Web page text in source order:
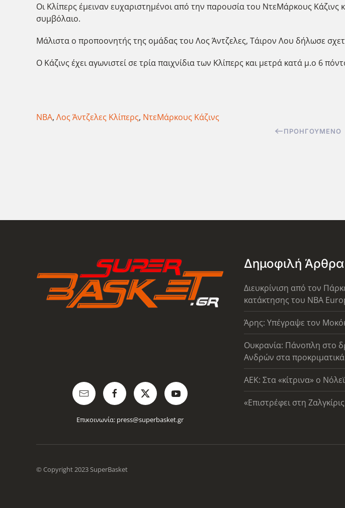
Οι Κλίπερς έμειναν ευχαριστημένοι από την παρουσία του ΝτεΜάρκους
συμβόλαιο.
Μάλιστα ο προποονητής της ομάδας του Λος Άντζελες, Τάιρον Λου δήλωσε
Ο Κάζινς έχει αγωνιστεί σε τρία παιχνίδια των Κλίπερς και μετρά κατά μ.ο 6
NBA, Λος Άντζελες Κλίπερς, ΝτεΜάρκους Κάζινς
ΠΡΟΗΓΟΎΜΕΝΟ
Επικοινωνία: press@superbasket.gr
Δημοφιλή Άρθρα
Διευκρίνιση από τον
κατάκτησης του ΝΒΑ
Άρης: Υπέγραψε τον
Ουκρανία: Πάνοπλη στο
Ανδρών στα
AEK: Στα «κίτρινα» ο Νόλεϊ
«Επιστρέφει στη
© Copyright 2023 SuperBasket